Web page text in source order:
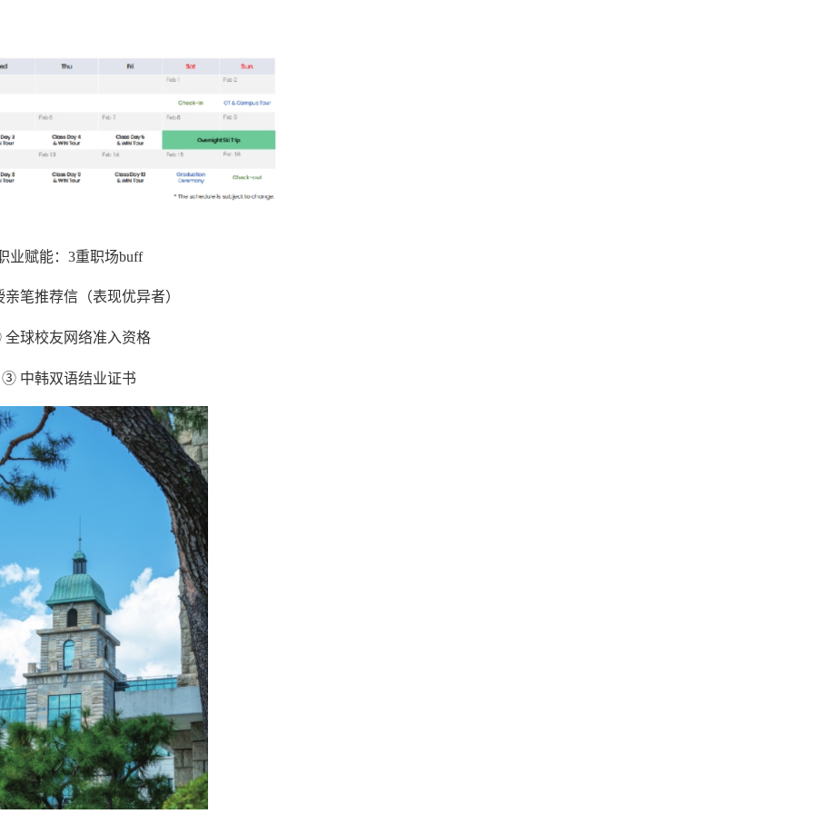
业赋能：3重职场buff
笔推荐信（表现优异者）
球校友网络准入资格
③ 中韩双语结业证书